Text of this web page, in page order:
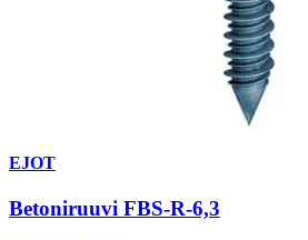
EJOT
Betoniruuvi FBS-R-6,3